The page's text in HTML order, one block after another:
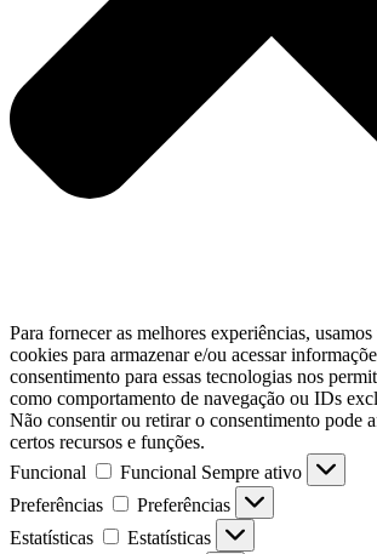
Para fornecer as melhores experiências,
cookies para armazenar e/ou acessar
consentimento para essas tecnologias nos
como comportamento de navegação ou IDs
Não consentir ou retirar o consentimento pode
certos recursos e funções.
Funcional
Funcional Sempre ativo
Preferências
Preferências
Estatísticas
Estatísticas